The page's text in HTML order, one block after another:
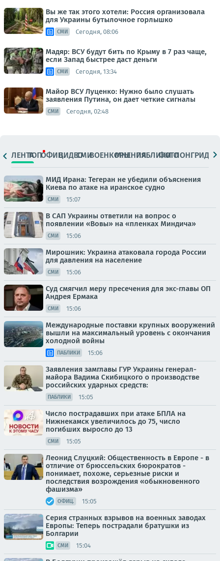
Вы же так этого хотели: Россия организовала
для Украины бутылочное горлышко
СМИ Сегодня, 08:06
Мадяр: ВСУ будут бить по Крыму в 7 раз чаще,
если Запад быстрее даст деньги
СМИ Сегодня, 13:34
Майор ВСУ Луценко: Нужно было слушать
заявления Путина, он дает четкие сигналы
СМИ Сегодня, 02:48
ЛЕНТАТОПОФИЦ.ВИДЕОСМИВОЕНКОРЫМНЕНИЯПАБЛИКИ
ФОТОЛОНГРИДЫ
МИД Ирана: Тегеран не убедили объяснения
Киева по атаке на иранское судно
СМИ 15:07
В САП Украины ответили на вопрос о
появлении «Вовы» на «пленках Миндича»
СМИ 15:06
Мирошник: Украина атаковала города России
для давления на население
СМИ 15:06
Суд смягчил меру пресечения для экс-главы ОП
Андрея Ермака
СМИ 15:06
Международные поставки крупных вооружений
вышли на максимальный уровень с окончания
холодной войны
ПАБЛИКИ 15:06
Заявления замглавы ГУР Украины генерал-
майора Вадима Скибицкого о производстве
российских ударных средств:
ПАБЛИКИ 15:05
Число пострадавших при атаке БПЛА на
Нижнекамск увеличилось до 75, число
погибших выросло до 13
СМИ 15:05
Леонид Слуцкий: Общественность в Европе - в
отличие от брюссельских бюрократов -
понимает, похоже, серьезные риски и
последствия возрождения «обыкновенного
фашизма»
ОФИЦ. 15:05
Серия странных взрывов на военных заводах
Европы: Теперь пострадали братушки из
Болгарии
СМИ 15:04